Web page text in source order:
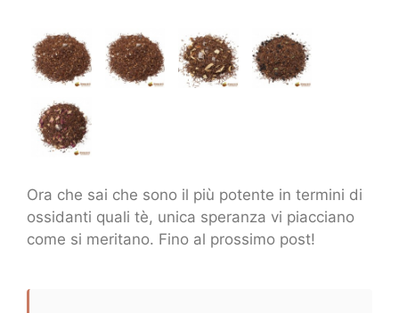
Ora che sai che sono il più potente in termini di
ossidanti quali tè, unica speranza vi piacciano
come si meritano. Fino al prossimo post!